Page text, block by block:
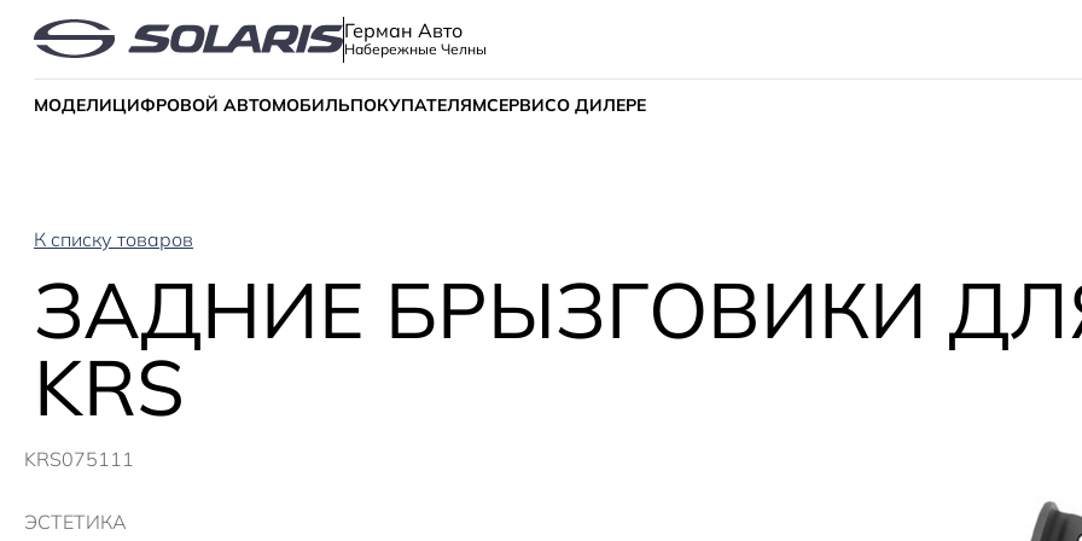
Герман Авто
Набережные Челны
МОДЕЛИЦИФРОВОЙ АВТОМОБИЛЬПОКУПАТЕЛЯМСЕРВИСО ДИЛЕРЕ
К списку товаров
ЗАДНИЕ БРЫЗГОВИКИ ДЛЯ
KRS
KRS075111
ЭСТЕТИКА